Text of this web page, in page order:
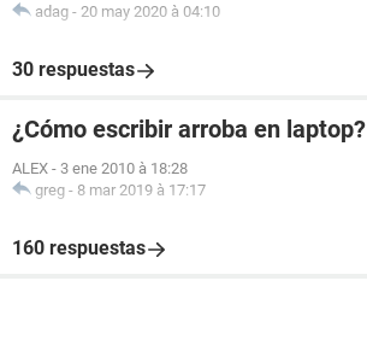
adag - 20 may 2020 à 04:10
30 respuestas
¿Cómo escribir arroba en laptop?
ALEX - 3 ene 2010 à 18:28
greg - 8 mar 2019 à 17:17
160 respuestas